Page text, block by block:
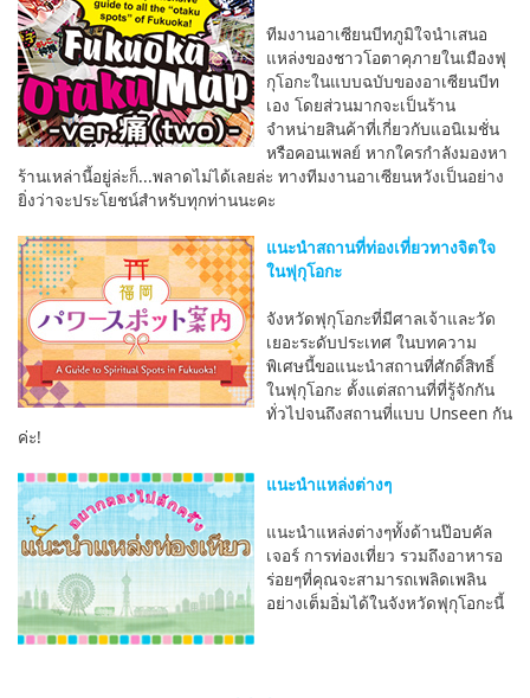
ทีมงานอาเซียนบีทภูมิใจนำเสนอ
แหล่งของชาวโอตาคุภายในเมืองฟุ
กุโอกะในแบบฉบับของอาเซียนบีท
เอง โดยส่วนมากจะเป็นร้าน
จำหน่ายสินค้าที่เกี่ยวกับแอนิเมชั่น
หรือคอนเพลย์ หากใครกำลังมองหา
ร้านเหล่านี้อยู่ล่ะก็...พลาดไม่ได้เลยล่ะ ทางทีมงานอาเซียนหวังเป็นอย่าง
ยิ่งว่าจะประโยชน์สำหรับทุกท่านนะคะ
แนะนำสถานที่ท่องเที่ยวทางจิตใจ
ในฟุกุโอกะ
จังหวัดฟุกุโอกะที่มีศาลเจ้าและวัด
เยอะระดับประเทศ ในบทความ
พิเศษนี้ขอแนะนำสถานที่ศักดิ์สิทธิ์
ในฟุกุโอกะ ตั้งแต่สถานที่ที่รู้จักกัน
ทั่วไปจนถึงสถานที่แบบ Unseen กัน
ค่ะ!
แนะนำแหล่งต่างๆ
แนะนำแหล่งต่างๆทั้งด้านป๊อบคัล
เจอร์ การท่องเที่ยว รวมถึงอาหารอ
ร่อยๆที่คุณจะสามารถเพลิดเพลิน
อย่างเต็มอิ่มได้ในจังหวัดฟุกุโอกะนี้